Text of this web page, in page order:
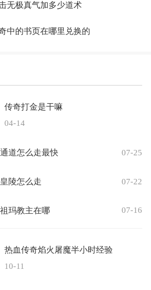
无极真气加多少道术
中的书页在哪里兑换的
传奇打金是干嘛
04-14
道怎么走最快 07-25
陵怎么走 07-22
玛教主在哪 07-16
热血传奇焰火屠魔半小时经验
10-11